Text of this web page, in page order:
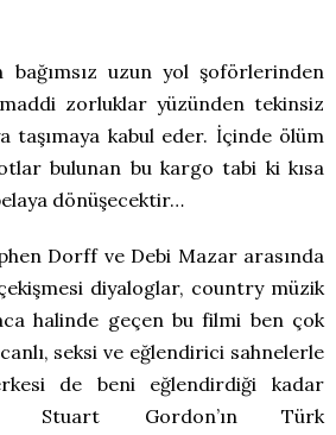
bağımsız uzun yol şoförlerinden
zorluklar yüzünden tekinsiz
taşımaya kabul eder. İçinde ölüm
bulunan bu kargo tabi ki kısa
dönüşecektir…
Dorff ve Debi Mazar arasında
diyaloglar, country müzik
halinde geçen bu filmi ben çok
seksi ve eğlendirici sahnelerle
de beni eğlendirdiği kadar
Stuart Gordon’ın Türk